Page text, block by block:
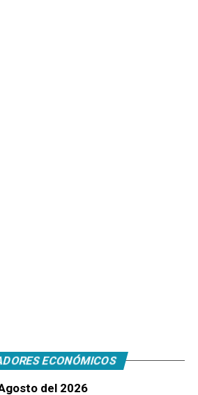
ECONÓMICOS
del 2026